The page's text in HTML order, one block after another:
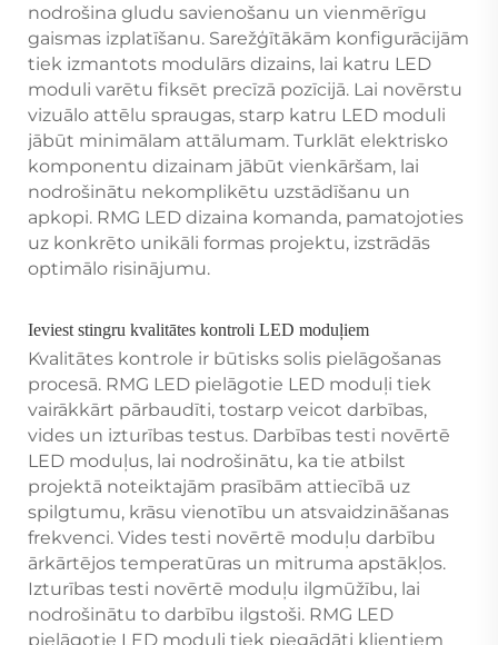
nodrošina gludu savienošanu un vienmērīgu
gaismas izplatīšanu. Sarežģītākām konfigurācijām
tiek izmantots modulārs dizains, lai katru LED
moduli varētu fiksēt precīzā pozīcijā. Lai novērstu
vizuālo attēlu spraugas, starp katru LED moduli
jābūt minimālam attālumam. Turklāt elektrisko
komponentu dizainam jābūt vienkāršam, lai
nodrošinātu nekomplikētu uzstādīšanu un
apkopi. RMG LED dizaina komanda, pamatojoties
uz konkrēto unikāli formas projektu, izstrādās
optimālo risinājumu.
Ieviest stingru kvalitātes kontroli LED moduļiem
Kvalitātes kontrole ir būtisks solis pielāgošanas
procesā. RMG LED pielāgotie LED moduļi tiek
vairākkārt pārbaudīti, tostarp veicot darbības,
vides un izturības testus. Darbības testi novērtē
LED moduļus, lai nodrošinātu, ka tie atbilst
projektā noteiktajām prasībām attiecībā uz
spilgtumu, krāsu vienotību un atsvaidzināšanas
frekvenci. Vides testi novērtē moduļu darbību
ārkārtējos temperatūras un mitruma apstākļos.
Izturības testi novērtē moduļu ilgmūžību, lai
nodrošinātu to darbību ilgstoši. RMG LED
pielāgotie LED moduļi tiek piegādāti klientiem